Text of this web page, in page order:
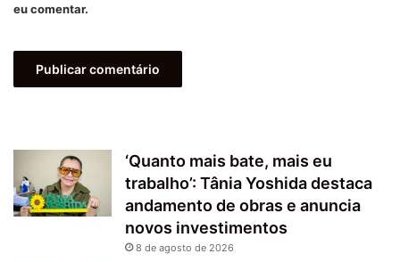
eu comentar.
‘Quanto mais bate, mais eu
trabalho’: Tânia Yoshida destaca
andamento de obras e anuncia
novos investimentos
8 de agosto de 2026